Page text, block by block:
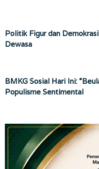
Politik Figur dan
Dewasa
BMKG Sosial Hari Ini:
Populisme Sentimental